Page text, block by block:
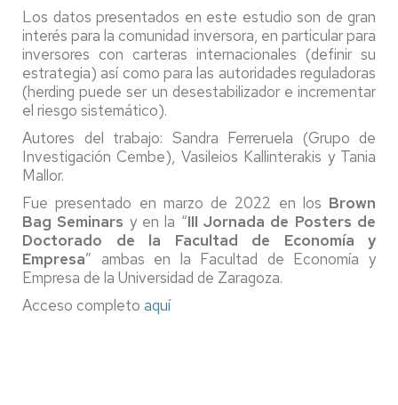
Los datos presentados en este estudio son de gran
interés para la comunidad inversora, en particular para
inversores con carteras internacionales (definir su
estrategia) así como para las autoridades reguladoras
(herding puede ser un desestabilizador e incrementar
el riesgo sistemático).
Autores del trabajo: Sandra Ferreruela (Grupo de
Investigación Cembe), Vasileios Kallinterakis y Tania
Mallor.
Fue presentado en marzo de 2022 en los Brown
Bag Seminars y en la “III Jornada de Posters de
Doctorado de la Facultad de Economía y
Empresa” ambas en la Facultad de Economía y
Empresa de la Universidad de Zaragoza.
Acceso completo aquí